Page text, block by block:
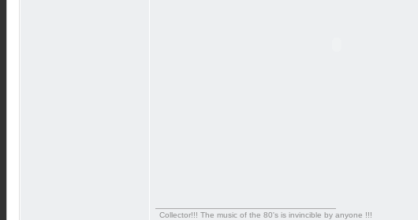
Collector!!! The music of the 80's is invincible by anyone !!!